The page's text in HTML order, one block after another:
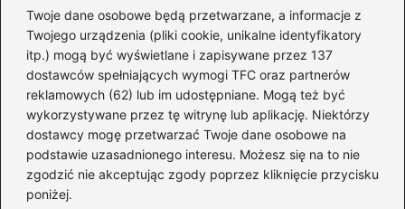
Twoje dane osobowe będą przetwarzane, a informacje z
Twojego urządzenia (pliki cookie, unikalne identyfikatory
itp.) mogą być wyświetlane i zapisywane przez 137
dostawców spełniających wymogi TFC oraz partnerów
reklamowych (62) lub im udostępniane. Mogą też być
wykorzystywane przez tę witrynę lub aplikację. Niektórzy
dostawcy mogę przetwarzać Twoje dane osobowe na
podstawie uzasadnionego interesu. Możesz się na to nie
zgodzić nie akceptując zgody poprzez kliknięcie przycisku
poniżej.
Kategorie
Ciąża(130)
Dziecko(267)
Kobieta(132)
Rodzice (72)
Szkoła i edukacja(5)
Uroda(11)